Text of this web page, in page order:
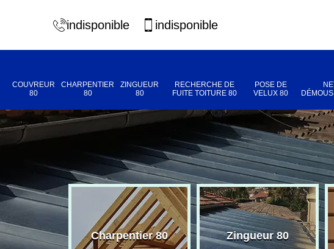
indisponible indisponible
COUVREUR
80
CHARPENTIER
80
ZINGUEUR
80
RECHERCHE DE
FUITE TOITURE 80
POSE DE
VELUX 80
80 Charpentier 80 Zingueur 80